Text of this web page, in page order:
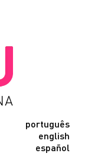
português
english
español